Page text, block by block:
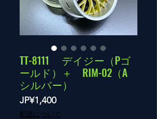
TT-8111 デイジー（Pゴ
ールド）＋ RIM-02（A
シルバー）
JP¥1,400가
격
配送について